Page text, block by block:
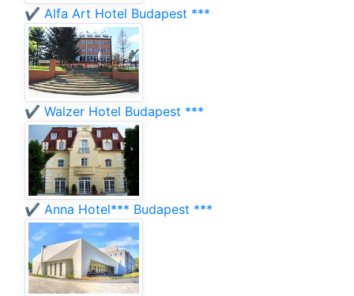
✔️ Alfa Art Hotel Budapest ***
✔️ Walzer Hotel Budapest ***
✔️ Anna Hotel*** Budapest ***